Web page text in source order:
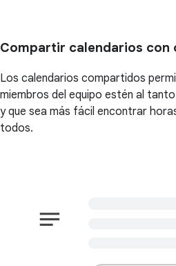
Compartir calendarios con
Los calendarios compartidos
miembros del equipo estén al
y que sea más fácil encontrar
todos.